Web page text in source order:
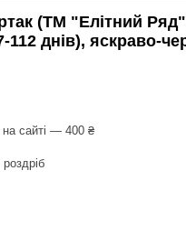
(ТМ "Елітний
112 днів), яскраво-
сайті — 400 ₴